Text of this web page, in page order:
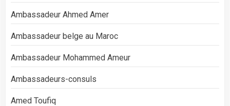
Ambassadeur Ahmed Amer
Ambassadeur belge au Maroc
Ambassadeur Mohammed Ameur
Ambassadeurs-consuls
Amed Toufiq